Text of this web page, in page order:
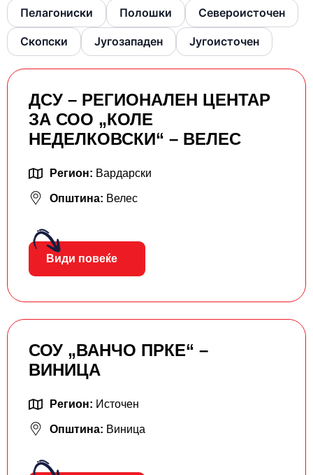
Пелагониски Полошки Североисточен
Скопски Југозападен Југоисточен
ДСУ – РЕГИОНАЛЕН ЦЕНТАР
ЗА СОО „КОЛЕ
НЕДЕЛКОВСКИ“ – ВЕЛЕС
Регион: Вардарски
Општина: Велес
Види повеќе
СОУ „ВАНЧО ПРКЕ“ –
ВИНИЦА
Регион: Источен
Општина: Виница